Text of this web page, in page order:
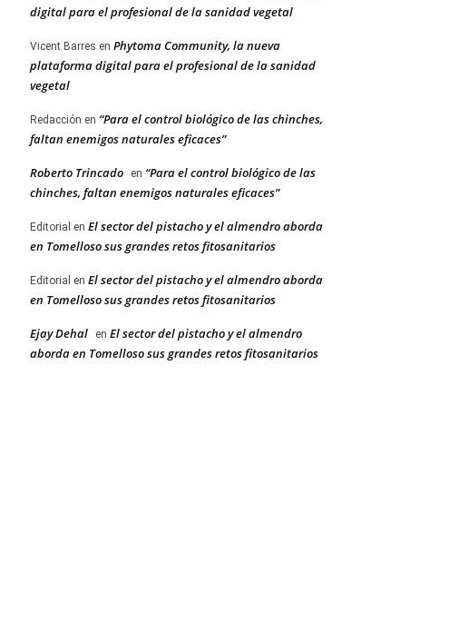
digital para el profesional de la sanidad vegetal
Vicent Barres en Phytoma Community, la nueva
plataforma digital para el profesional de la sanidad
vegetal
Redacción en “Para el control biológico de las chinches,
faltan enemigos naturales eficaces”
Roberto Trincado en “Para el control biológico de las
chinches, faltan enemigos naturales eficaces”
Editorial en El sector del pistacho y el almendro aborda
en Tomelloso sus grandes retos fitosanitarios
Editorial en El sector del pistacho y el almendro aborda
en Tomelloso sus grandes retos fitosanitarios
Ejay Dehal en El sector del pistacho y el almendro
aborda en Tomelloso sus grandes retos fitosanitarios